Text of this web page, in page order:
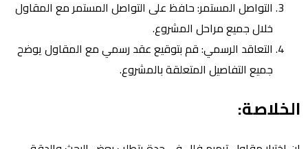
التواصل المستمر: حافظ على التواصل المستمر مع المقاول
خلال جميع مراحل المشروع.
التعاقد الرسمي: قم بتوقيع عقد رسمي مع المقاول يوضح
جميع التفاصيل المتعلقة بالمشروع.
الخلاصة: